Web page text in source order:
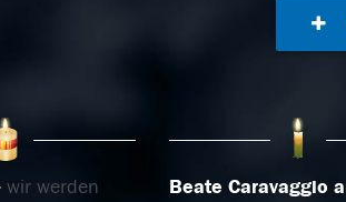
wir werden
Beate Caravaggio